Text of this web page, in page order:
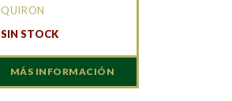
QUIRON
SIN STOCK
MÁS INFORMACIÓN